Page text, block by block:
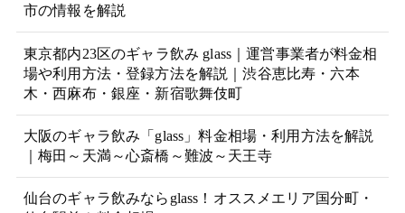
市の情報を解説
東京都内23区のギャラ飲み glass｜運営事業者が料金相
場や利用方法・登録方法を解説｜渋谷恵比寿・六本
木・西麻布・銀座・新宿歌舞伎町
大阪のギャラ飲み「glass」料金相場・利用方法を解説
｜梅田～天満～心斎橋～難波～天王寺
仙台のギャラ飲みならglass！オススメエリア国分町・